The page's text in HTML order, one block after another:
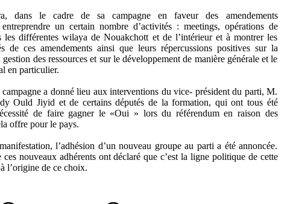
dans le cadre de sa campagne en faveur des amendements
un certain nombre d’activités : meetings, opérations de
les différentes wilaya de Nouakchott et de l’intérieur et à montrer les
de ces amendements ainsi que leurs répercussions positives sur la
des ressources et sur le développement de manière générale et le
en particulier.
a donné lieu aux interventions du vice- président du parti, M.
Ould Jiyid et de certains députés de la formation, qui ont tous été
de faire gagner le «Oui » lors du référendum en raison des
offre pour le pays.
l’adhésion d’un nouveau groupe au parti a été annoncée.
nouveaux adhérents ont déclaré que c’est la ligne politique de cette
l’origine de ce choix.